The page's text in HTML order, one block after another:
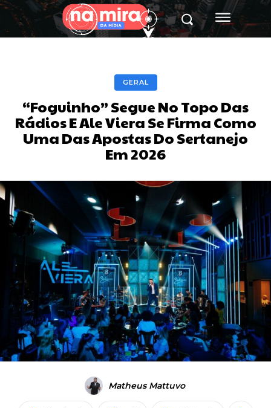
GERAL
“Foguinho” Segue No Topo Das
Rádios E Ale Viera Se Firma Como
Uma Das Apostas Do Sertanejo
Em 2026
Matheus Mattuvo